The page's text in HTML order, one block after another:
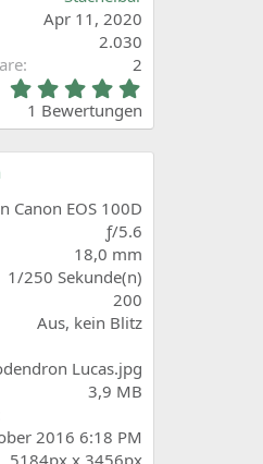
Apr 11, 2020
2.030
2
0
0
1 Bewertungen
Canon EOS 100D
ƒ/5.6
18,0 mm
1/250 Sekunde(n)
200
Aus, kein Blitz
Lucas.jpg
3,9 MB
2016 6:18 PM